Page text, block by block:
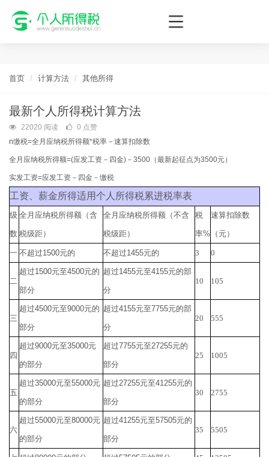
个人所得税网，最新个税资讯平台，您的个税管理专家！
首页 计算方法 其他所得
最新个人所得税计算方法
22020 阅读
0 点赞
n缴税=全月应纳税所得额*税率－速算扣除数
全月应纳税所得额=(应发工资－四金) － 3500 （最新起征点为3500元）
实发工资=应发工资－四金－缴税
工资、薪金所得适用个人所得税累进税率表
级
数
全月应纳税所得额（含
税级距）
全月应纳税所得额（不含
税级距）
税
率%
速算扣除数
（元）
一 不超过1500元的 不超过1455元的 3 0
二
超过1500元至4500元的
部分
超过1455元至4155元的部
分
10 105
三
超过4500元至9000元的
部分
超过4155元至7755元的部
分
20 555
四
超过9000元至35000元
的部分
超过7755元至27255元的
部分
25 1005
五
超过35000元至55000元
的部分
超过27255元至41255元的
部分
30 2755
六
超过55000元至80000元
的部分
超过41255元至57505元的
部分
35 5505